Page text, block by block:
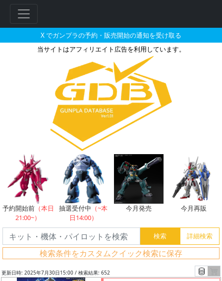
X でガンプラの予約・販売開始の通知を受け取る
当サイトはアフィリエイト広告を利用しています。
1/144 メリクリウスとそれに関
予約開始前（本日
21:00~）
抽選受付中 （~本
日14:00）
今月発売 今月再販
検索条件をカスタムクイック検索に保存
更新日時: 2025年7月30日15:00 / 検索結果: 652